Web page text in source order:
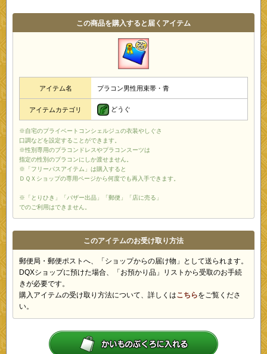
この商品を購入すると届くアイテム
アイテム名 プラコン男性用束帯・青
アイテムカテゴリ どうぐ
※自宅のプライベートコンシェルジュの衣装やしぐさ
口調などを設定することができます。
※性別専用のプラコンドレスやプラコンスーツは
指定の性別のプラコンにしか渡せません。
※「フリーパスアイテム」は購入すると
ＤＱＸショップの専用ページから何度でも再入手できます。
※「とりひき」「バザー出品」「郵便」「店に売る」
でのご利用はできません。
このアイテムのお受け取り方法
郵便局・郵便ポストへ、「ショップからの届け物」として送られます。
DQXショップに預けた場合、「お預かり品」リストから受取のお手続
きが必要です。
購入アイテムの受け取り方法について、詳しくはこちらをご覧くださ
い。